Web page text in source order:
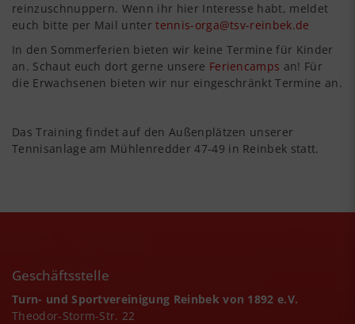
reinzuschnuppern. Wenn ihr hier Interesse habt, meldet
euch bitte per Mail untertennis-orga@tsv-reinbek.de
In den Sommerferien bieten wir keine Termine für Kinder
an. Schaut euch dort gerne unsere Feriencamps an! Für
die Erwachsenen bieten wir nur eingeschränkt Termine an.
Das Training findet auf den Außenplätzen unserer
Tennisanlage am Mühlenredder 47-49 in Reinbek statt.
Geschäftsstelle
Turn- und Sportvereinigung Reinbek von 1892 e.V.
Theodor-Storm-Str. 22